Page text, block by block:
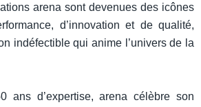
arena sont devenues des icônes
d’innovation et de qualité,
indéfectible qui anime l’univers de la
ans d’expertise, arena célèbre son